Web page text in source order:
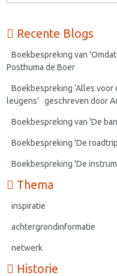
Recente Blogs
Boekbespreking van
Posthuma de Boer
Boekbespreking ‘Alles
leugens’ geschreven door
Boekbespreking van 'De
Boekbespreking 'De
Boekbespreking 'De
Thema
inspiratie
achtergrondinformatie
netwerk
Historie